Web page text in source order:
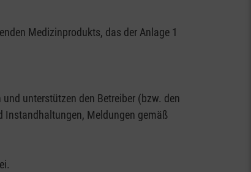
Medizinprodukts, das der Anlage 1
unterstützen den Betreiber (bzw. den
Instandhaltungen, Meldungen gemäß